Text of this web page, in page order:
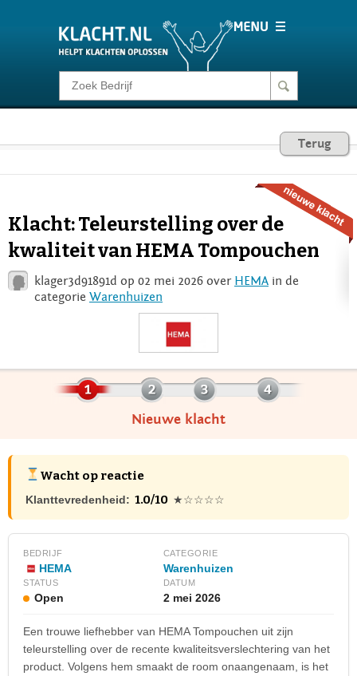
Klacht melden
Consumentenrecht
Voor Bedrijven
Login
Terug
Klacht: Teleurstelling over de
kwaliteit van HEMA Tompouchen
klager3d91891d op 02 mei 2026 over HEMA in de
categorie Warenhuizen
Nieuwe klacht
Wacht op reactie
Klanttevredenheid: 1.0/10 ★☆☆☆☆
BEDRIJF
HEMA
CATEGORIE
Warenhuizen
STATUS
Open
DATUM
2 mei 2026
Een trouwe liefhebber van HEMA Tompouchen uit zijn
teleurstelling over de recente kwaliteitsverslechtering van het
product. Volgens hem smaakt de room onaangenaam, is het